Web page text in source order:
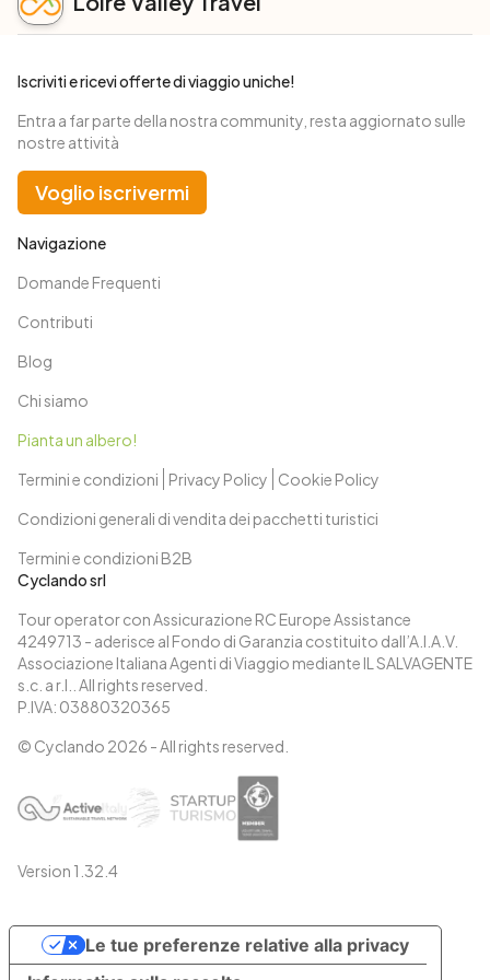
Cyclando srl
Tour operator con Assicurazione RC Europe Assistance
4249713 - aderisce al Fondo di Garanzia costituito dall’A.I.A.V.
Associazione Italiana Agenti di Viaggio mediante IL SALVAGENTE
s.c. a r.l.. All rights reserved.
P.IVA: 03880320365
© Cyclando 2026 - All rights reserved.
Version 1.32.4
Navigazione
Domande Frequenti
Contributi
Blog
Chi siamo
Pianta un albero!
Termini e condizioni
Privacy Policy
Cookie Policy
Condizioni generali di vendita dei pacchetti turistici
Termini e condizioni B2B
Iscriviti e ricevi offerte di viaggio uniche!
Entra a far parte della nostra community, resta aggiornato sulle
nostre attività
Voglio iscrivermi
Le tue preferenze relative alla privacy